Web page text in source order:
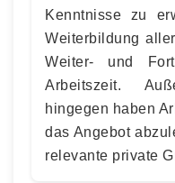
Kenntnisse zu
Weiterbildung
Weiter- und
Arbeitszeit.
hingegen haben
das Angebot
relevante private